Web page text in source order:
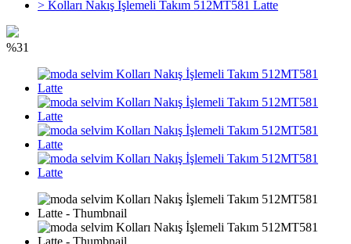
> Kolları Nakış İşlemeli Takım 512MT581 Latte
%31